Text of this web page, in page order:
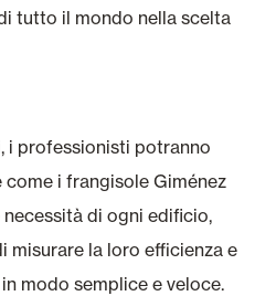
tutto il mondo nella scelta
i professionisti potranno
i frangisole Giménez
di ogni edificio,
misurare la loro efficienza e
modo semplice e veloce.